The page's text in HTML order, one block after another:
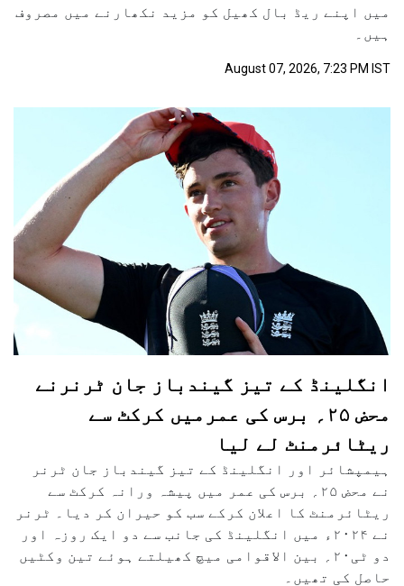
میں اپنے ریڈ بال کھیل کو مزید نکھارنے میں مصروف
ہیں۔
August 07, 2026, 7:23 PM IST
انگلینڈ کے تیز گیندباز جان ٹرنرنے
محض ۲۵؍ برس کی عمرمیں کرکٹ سے
ریٹائرمنٹ لے لیا
ہیمپشائر اور انگلینڈ کے تیز گیندباز جان ٹرنر
نے محض ۲۵؍ برس کی عمر میں پیشہ ورانہ کرکٹ سے
ریٹائرمنٹ کا اعلان کرکے سب کو حیران کر دیا۔ ٹرنر
نے ۲۰۲۴ء میں انگلینڈ کی جانب سے دو ایک روزہ اور
دو ٹی۲۰؍ بین الاقوامی میچ کھیلتے ہوئے تین وکٹیں
حاصل کی تھیں۔